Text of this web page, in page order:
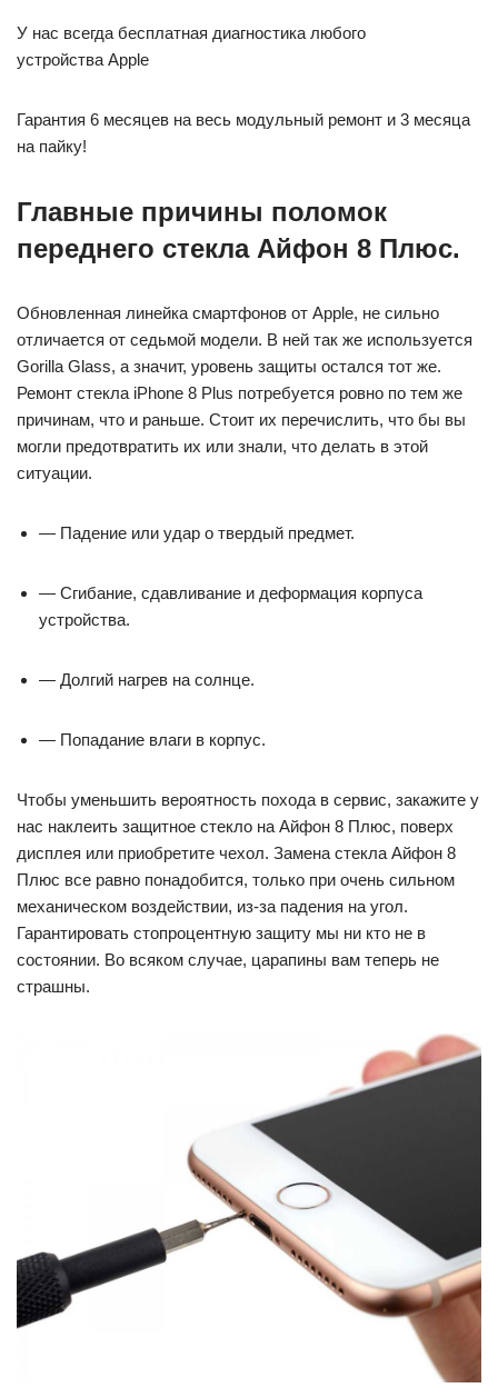
У нас всегда бесплатная диагностика любого
устройства Apple
Гарантия 6 месяцев на весь модульный ремонт и 3 месяца
на пайку!
Главные причины поломок
переднего стекла Айфон 8 Плюс.
Обновленная линейка смартфонов от Apple, не сильно
отличается от седьмой модели. В ней так же используется
Gorilla Glass, а значит, уровень защиты остался тот же.
Ремонт стекла iPhone 8 Plus потребуется ровно по тем же
причинам, что и раньше. Стоит их перечислить, что бы вы
могли предотвратить их или знали, что делать в этой
ситуации.
— Падение или удар о твердый предмет.
— Сгибание, сдавливание и деформация корпуса
устройства.
— Долгий нагрев на солнце.
— Попадание влаги в корпус.
Чтобы уменьшить вероятность похода в сервис, закажите у
нас наклеить защитное стекло на Айфон 8 Плюс, поверх
дисплея или приобретите чехол. Замена стекла Айфон 8
Плюс все равно понадобится, только при очень сильном
механическом воздействии, из-за падения на угол.
Гарантировать стопроцентную защиту мы ни кто не в
состоянии. Во всяком случае, царапины вам теперь не
страшны.